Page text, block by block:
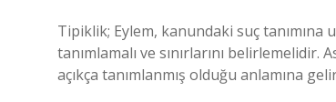
Tipiklik; Eylem, kanundaki suç
tanımlamalı ve sınırlarını
açıkça tanımlanmış olduğu anlamına